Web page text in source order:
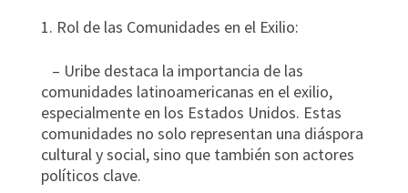
Rol de las Comunidades en el Exilio:
– Uribe destaca la importancia de las
comunidades latinoamericanas en el exilio,
especialmente en los Estados Unidos. Estas
comunidades no solo representan una diáspora
cultural y social, sino que también son actores
políticos clave.